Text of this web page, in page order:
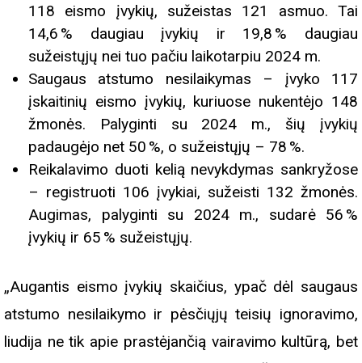
118 eismo įvykių, sužeistas 121 asmuo. Tai
14,6 % daugiau įvykių ir 19,8 % daugiau
sužeistųjų nei tuo pačiu laikotarpiu 2024 m.
Saugaus atstumo nesilaikymas – įvyko 117
įskaitinių eismo įvykių, kuriuose nukentėjo 148
žmonės. Palyginti su 2024 m., šių įvykių
padaugėjo net 50 %, o sužeistųjų – 78 %.
Reikalavimo duoti kelią nevykdymas sankryžose
– registruoti 106 įvykiai, sužeisti 132 žmonės.
Augimas, palyginti su 2024 m., sudarė 56 %
įvykių ir 65 % sužeistųjų.
„Augantis eismo įvykių skaičius, ypač dėl saugaus
atstumo nesilaikymo ir pėsčiųjų teisių ignoravimo,
liudija ne tik apie prastėjančią vairavimo kultūrą, bet